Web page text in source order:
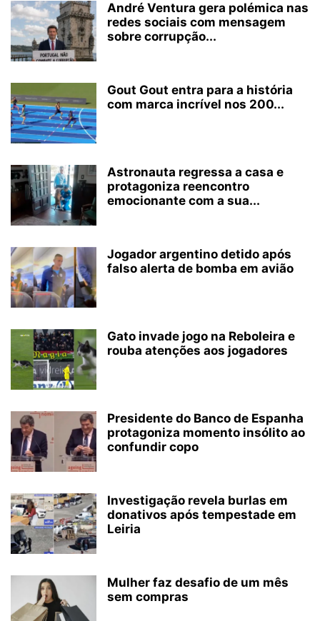
André Ventura gera polémica nas
redes sociais com mensagem
sobre corrupção...
Gout Gout entra para a história
com marca incrível nos 200...
Astronauta regressa a casa e
protagoniza reencontro
emocionante com a sua...
Jogador argentino detido após
falso alerta de bomba em avião
Gato invade jogo na Reboleira e
rouba atenções aos jogadores
Presidente do Banco de Espanha
protagoniza momento insólito ao
confundir copo
Investigação revela burlas em
donativos após tempestade em
Leiria
Mulher faz desafio de um mês
sem compras